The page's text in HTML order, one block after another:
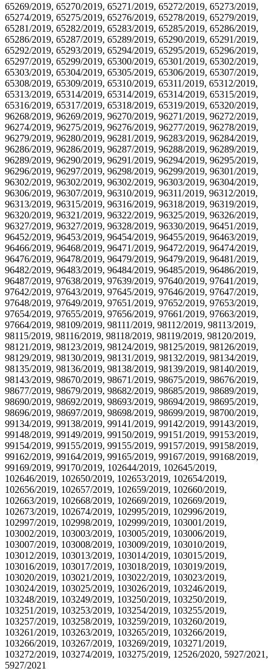
65269/2019, 65270/2019, 65271/2019, 65272/2019, 65273/2019,
65274/2019, 65275/2019, 65276/2019, 65278/2019, 65279/2019,
65281/2019, 65282/2019, 65283/2019, 65285/2019, 65286/2019,
65286/2019, 65287/2019, 65289/2019, 65290/2019, 65291/2019,
65292/2019, 65293/2019, 65294/2019, 65295/2019, 65296/2019,
65297/2019, 65299/2019, 65300/2019, 65301/2019, 65302/2019,
65303/2019, 65304/2019, 65305/2019, 65306/2019, 65307/2019,
65308/2019, 65309/2019, 65310/2019, 65311/2019, 65312/2019,
65313/2019, 65314/2019, 65314/2019, 65314/2019, 65315/2019,
65316/2019, 65317/2019, 65318/2019, 65319/2019, 65320/2019,
96268/2019, 96269/2019, 96270/2019, 96271/2019, 96272/2019,
96274/2019, 96275/2019, 96276/2019, 96277/2019, 96278/2019,
96279/2019, 96280/2019, 96281/2019, 96283/2019, 96284/2019,
96286/2019, 96286/2019, 96287/2019, 96288/2019, 96289/2019,
96289/2019, 96290/2019, 96291/2019, 96294/2019, 96295/2019,
96296/2019, 96297/2019, 96298/2019, 96299/2019, 96301/2019,
96302/2019, 96302/2019, 96302/2019, 96303/2019, 96304/2019,
96306/2019, 96307/2019, 96310/2019, 96311/2019, 96312/2019,
96313/2019, 96315/2019, 96316/2019, 96318/2019, 96319/2019,
96320/2019, 96321/2019, 96322/2019, 96325/2019, 96326/2019,
96327/2019, 96327/2019, 96328/2019, 96330/2019, 96451/2019,
96452/2019, 96453/2019, 96454/2019, 96455/2019, 96463/2019,
96466/2019, 96468/2019, 96471/2019, 96472/2019, 96474/2019,
96476/2019, 96478/2019, 96479/2019, 96479/2019, 96481/2019,
96482/2019, 96483/2019, 96484/2019, 96485/2019, 96486/2019,
96487/2019, 97638/2019, 97639/2019, 97640/2019, 97641/2019,
97642/2019, 97643/2019, 97645/2019, 97646/2019, 97647/2019,
97648/2019, 97649/2019, 97651/2019, 97652/2019, 97653/2019,
97654/2019, 97655/2019, 97656/2019, 97661/2019, 97663/2019,
97664/2019, 98109/2019, 98111/2019, 98112/2019, 98113/2019,
98115/2019, 98116/2019, 98118/2019, 98119/2019, 98120/2019,
98121/2019, 98123/2019, 98124/2019, 98125/2019, 98126/2019,
98129/2019, 98130/2019, 98131/2019, 98132/2019, 98134/2019,
98135/2019, 98136/2019, 98138/2019, 98139/2019, 98140/2019,
98143/2019, 98670/2019, 98671/2019, 98675/2019, 98676/2019,
98677/2019, 98679/2019, 98682/2019, 98685/2019, 98689/2019,
98690/2019, 98692/2019, 98693/2019, 98694/2019, 98695/2019,
98696/2019, 98697/2019, 98698/2019, 98699/2019, 98700/2019,
99134/2019, 99138/2019, 99141/2019, 99142/2019, 99143/2019,
99148/2019, 99149/2019, 99150/2019, 99151/2019, 99153/2019,
99154/2019, 99155/2019, 99155/2019, 99157/2019, 99158/2019,
99162/2019, 99164/2019, 99165/2019, 99167/2019, 99168/2019,
99169/2019, 99170/2019, 102644/2019, 102645/2019,
102646/2019, 102650/2019, 102653/2019, 102654/2019,
102656/2019, 102657/2019, 102659/2019, 102660/2019,
102663/2019, 102668/2019, 102669/2019, 102669/2019,
102673/2019, 102674/2019, 102995/2019, 102996/2019,
102997/2019, 102998/2019, 102999/2019, 103001/2019,
103002/2019, 103003/2019, 103005/2019, 103006/2019,
103007/2019, 103008/2019, 103009/2019, 103010/2019,
103012/2019, 103013/2019, 103014/2019, 103015/2019,
103016/2019, 103017/2019, 103018/2019, 103019/2019,
103020/2019, 103021/2019, 103022/2019, 103023/2019,
103024/2019, 103025/2019, 103026/2019, 103246/2019,
103248/2019, 103249/2019, 103250/2019, 103250/2019,
103251/2019, 103253/2019, 103254/2019, 103255/2019,
103257/2019, 103258/2019, 103259/2019, 103260/2019,
103261/2019, 103263/2019, 103265/2019, 103266/2019,
103266/2019, 103267/2019, 103269/2019, 103271/2019,
103272/2019, 103274/2019, 103275/2019, 12526/2020, 5927/2021,
5927/2021